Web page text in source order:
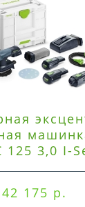
125 3,0 I-
175 р.